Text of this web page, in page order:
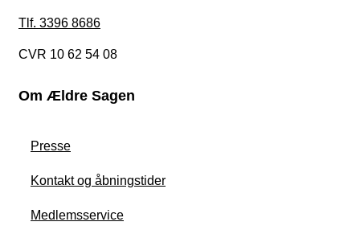
Tlf. 3396 8686
CVR 10 62 54 08
Om Ældre Sagen
Presse
Kontakt og åbningstider
Medlemsservice